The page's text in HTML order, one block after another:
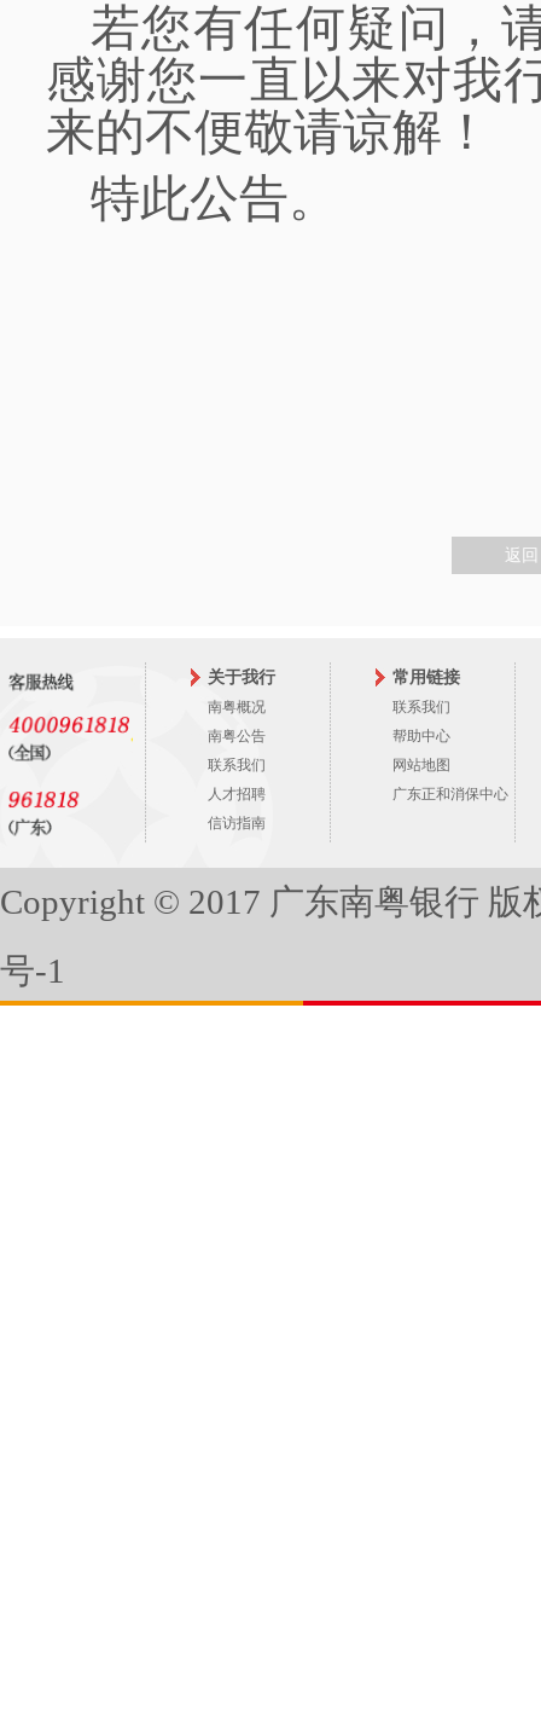
若您有任何疑问，
感谢您一直以来对我
来的不便敬请谅解！
特此公告。
返回
关于我行
南粤概况
南粤公告
联系我们
人才招聘
信访指南
常用链接
联系我们
帮助中心
网站地图
广东正和消保中心
Copyright © 2017 广东南粤银行 版
号-1